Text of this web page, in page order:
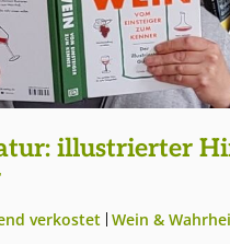
illustrierter
verkostet Wein &